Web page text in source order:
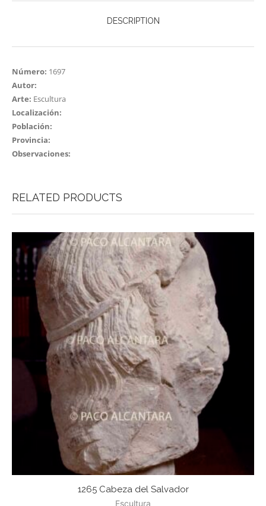
DESCRIPTION
Número: 1697
Autor:
Arte: Escultura
Localización:
Población:
Provincia:
Observaciones:
RELATED PRODUCTS
1265 Cabeza del Salvador
Escultura